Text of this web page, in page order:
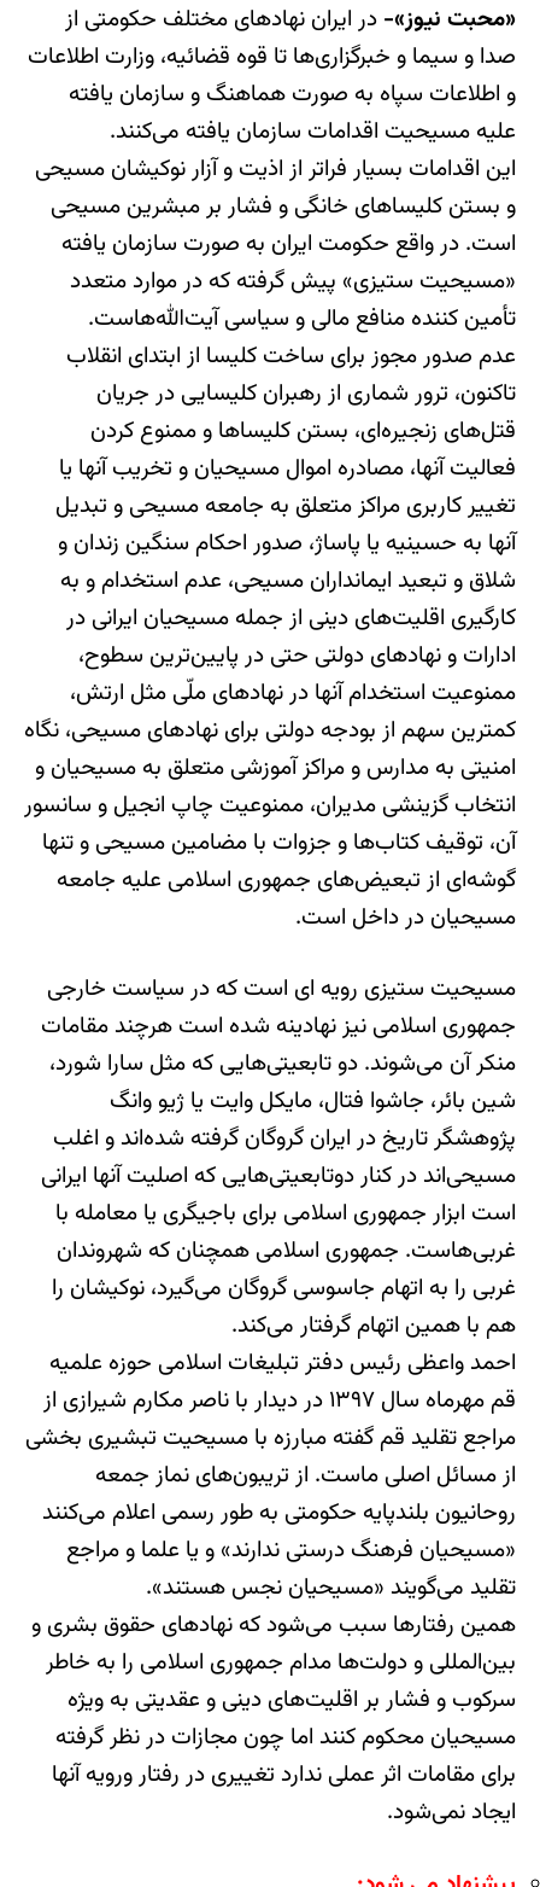
«محبت نیوز»- در ایران نهادهای مختلف حکومتی از
صدا و سیما و خبرگزاری‌ها تا قوه قضائیه، وزارت اطلاعات
و اطلاعات سپاه به صورت هماهنگ و سازمان یافته
علیه مسیحیت اقدامات سازمان یافته می‌کنند.
این اقدامات بسیار فراتر از اذیت و آزار نوکیشان مسیحی
و بستن کلیساهای خانگی و فشار بر مبشرین مسیحی
است. در واقع حکومت ایران به صورت سازمان یافته
«مسیحیت ستیزی» پیش گرفته که در موارد متعدد
تأمین کننده منافع مالی و سیاسی آیت‌الله‌هاست.
عدم صدور مجوز برای ساخت کلیسا از ابتدای انقلاب
تاکنون، ترور شماری از رهبران کلیسایی در جریان
قتل‌های زنجیره‌ای، بستن کلیساها و ممنوع کردن
فعالیت آنها، مصادره اموال مسیحیان و تخریب آنها یا
تغییر کاربری مراکز متعلق به جامعه مسیحی و تبدیل
آنها به حسینیه یا پاساژ، صدور احکام سنگین زندان و
شلاق و تبعید ایمانداران مسیحی، عدم استخدام و به
کارگیری اقلیت‌های دینی از جمله مسیحیان ایرانی در
ادارات و نهادهای دولتی حتی در پایین‌ترین سطوح،
ممنوعیت استخدام آنها در نهادهای ملّی مثل ارتش،
کمترین سهم از بودجه دولتی برای نهادهای مسیحی، نگاه
امنیتی به مدارس و مراکز آموزشی متعلق به مسیحیان و
انتخاب گزینشی مدیران، ممنوعیت چاپ انجیل و سانسور
آن، توقیف کتاب‌ها و جزوات با مضامین مسیحی و تنها
گوشه‌ای از تبعیض‌های جمهوری اسلامی علیه جامعه
مسیحیان در داخل است.
مسیحیت ‌ستیزی رویه ‌ای است که در سیاست خارجی
جمهوری اسلامی نیز نهادینه شده است هرچند مقامات
منکر آن می‌شوند. دو تابعیتی‌هایی که مثل سارا شورد،
شین بائر، جاشوا فتال، مایکل وایت یا ژیو وانگ
پژوهشگر تاریخ در ایران گروگان گرفته شده‌اند و اغلب
مسیحی‌اند در کنار دوتابعیتی‌هایی که اصلیت آنها ایرانی
است ابزار جمهوری اسلامی برای باجیگری یا معامله با
غربی‌هاست. جمهوری اسلامی همچنان که شهروندان
غربی را به اتهام جاسوسی گروگان می‌گیرد، نوکیشان را
هم با همین اتهام گرفتار می‌کند.
احمد واعظی رئیس دفتر تبلیغات اسلامی حوزه علمیه
قم مهرماه سال ۱۳۹۷ در دیدار با ناصر مکارم شیرازی از
مراجع تقلید قم گفته مبارزه با مسیحیت تبشیری بخشی
از مسائل اصلی ماست. از تریبون‌های نماز جمعه
روحانیون بلندپایه حکومتی به طور رسمی اعلام می‌کنند
«مسیحیان فرهنگ درستی ندارند» و یا علما و مراجع
تقلید می‌گویند «مسیحیان نجس هستند».
همین رفتارها سبب می‌شود که نهادهای حقوق بشری و
بین‌المللی و دولت‌ها مدام جمهوری اسلامی را به خاطر
سرکوب و فشار بر اقلیت‌های دینی و عقدیتی به ویژه
مسیحیان محکوم کنند اما چون مجازات در نظر گرفته
برای مقامات اثر عملی ندارد تغییری در رفتار ورویه آنها
ایجاد نمی‌شود.